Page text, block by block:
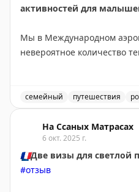
мне:
#визы #Шенген #отзыв
Подписаться на Матрассы
активностей для
Мы в Международном
невероятное количество
🥰Пассажиры делятся
во время активностей и
путешествий, и мы
путешествие началось уже
отзывы согревают наши
как непросто маленьким
семейный путешествия
На Ссаных Матрасах
6 окт. 2025 г.
🇫🇷Две визы для светлой
#отзыв